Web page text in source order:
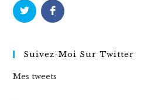
Suivez-Moi Sur Twitter
Mes tweets